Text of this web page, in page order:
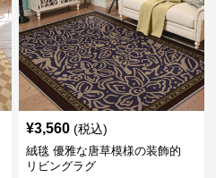
¥3,560 (税込)
絨毯 優雅な唐草模様の装飾的
リビングラグ